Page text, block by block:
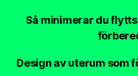
Så minimerar du
Design av uterum som